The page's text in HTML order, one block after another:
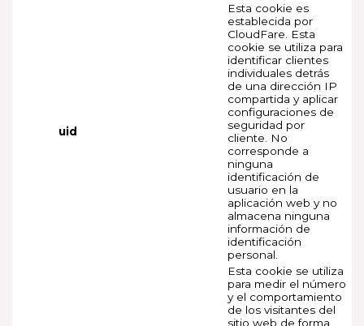
uid
Esta cookie es
establecida por
CloudFare. Esta
cookie se utiliza para
identificar clientes
individuales detrás
de una dirección IP
compartida y aplicar
configuraciones de
seguridad por
cliente. No
corresponde a
ninguna
identificación de
usuario en la
aplicación web y no
almacena ninguna
información de
identificación
personal.
Esta cookie se utiliza
para medir el número
y el comportamiento
de los visitantes del
sitio web de forma